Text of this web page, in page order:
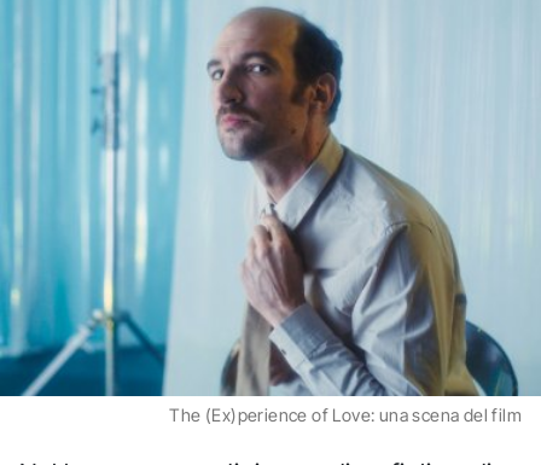
The (Ex)perience of Love: una scena del film